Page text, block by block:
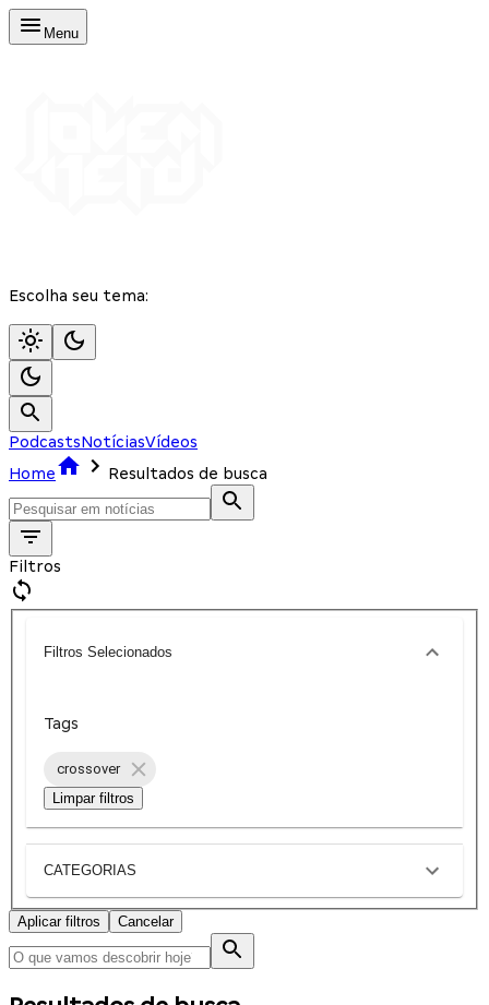
Menu
Escolha seu tema:
PodcastsNotíciasVídeos
Home
Resultados de busca
Filtros
Filtros Selecionados
Tags
crossover
Limpar filtros
CATEGORIAS
Aplicar filtros Cancelar